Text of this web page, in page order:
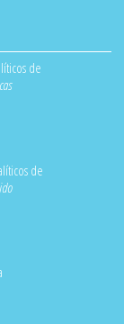
de
de